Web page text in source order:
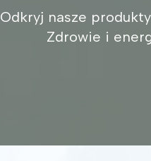
Odkryj nasze
Zdrowie i